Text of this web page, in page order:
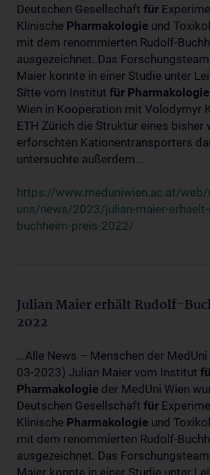
Deutschen Gesellschaft für
Klinische Pharmakologie und
mit dem renommierten Rudolf-
ausgezeichnet. Das
Maier konnte in einer Studie unter
Sitte vom Institut für Pharmakologie
Wien in Kooperation mit Volodymyr
ETH Zürich die Struktur eines bisher
erforschten Kationentransporters
untersuchte außerdem...
https://www.meduniwien.ac.at/web/
uns/news/2023/julian-maier-
buchheim-preis-2022/
Julian Maier erhält Rudolf-
2022
...Alle News – Menschen der MedUni
03-2023) Julian Maier vom Institut
Pharmakologie der MedUni Wien
Deutschen Gesellschaft für
Klinische Pharmakologie und
mit dem renommierten Rudolf-
ausgezeichnet. Das
Maier konnte in einer Studie unter